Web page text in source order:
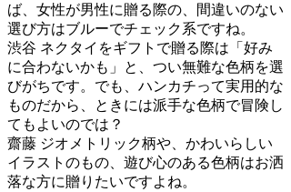
ば、女性が男性に贈る際の、間違いのない
選び方はブルーでチェック系ですね。
渋谷 ネクタイをギフトで贈る際は「好み
に合わないかも」と、つい無難な色柄を選
びがちです。でも、ハンカチって実用的な
ものだから、ときには派手な色柄で冒険し
てもよいのでは？
齋藤 ジオメトリック柄や、かわいらしい
イラストのもの、遊び心のある色柄はお洒
落な方に贈りたいですよね。